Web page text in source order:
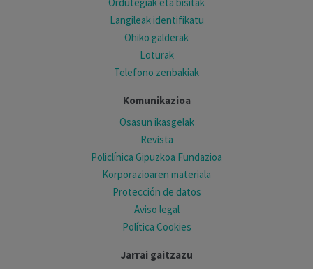
Ordutegiak eta bisitak
Langileak identifikatu
Ohiko galderak
Loturak
Telefono zenbakiak
Komunikazioa
Osasun ikasgelak
Revista
Policlínica Gipuzkoa Fundazioa
Korporazioaren materiala
Protección de datos
Aviso legal
Política Cookies
Jarrai gaitzazu